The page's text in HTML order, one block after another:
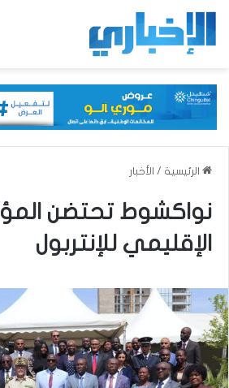
الرئيسية / الأخبار
نواكشوط تحتضن
الإقليمي للإنتربول